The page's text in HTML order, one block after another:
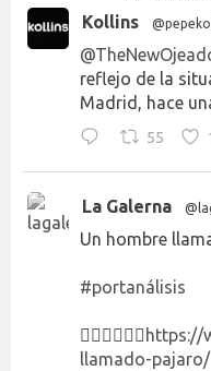
Kollins
reflejo de la
Madrid, hace
55
La Galerna
Un hombre
#portanálisis
👉🏻👉🏻👉🏻 https://
llamado-pajaro/